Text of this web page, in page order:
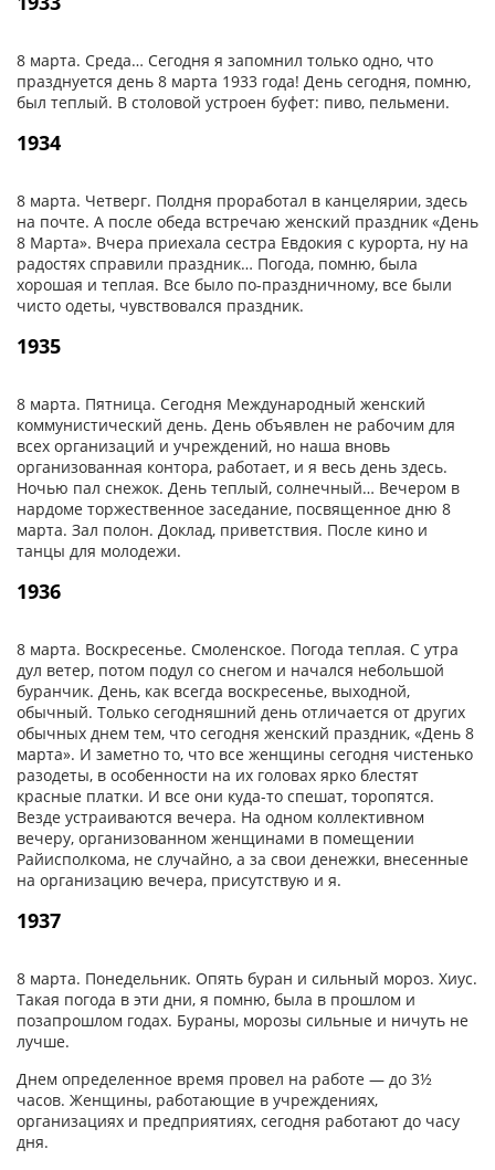
8 марта. Среда… Сегодня я запомнил только одно, что
празднуется день 8 марта 1933 года! День сегодня, помню,
был теплый. В столовой устроен буфет: пиво, пельмени.
1934
8 марта. Четверг. Полдня проработал в канцелярии, здесь
на почте. А после обеда встречаю женский праздник «День
8 Марта». Вчера приехала сестра Евдокия с курорта, ну на
радостях справили праздник… Погода, помню, была
хорошая и теплая. Все было по-праздничному, все были
чисто одеты, чувствовался праздник.
1935
8 марта. Пятница. Сегодня Международный женский
коммунистический день. День объявлен не рабочим для
всех организаций и учреждений, но наша вновь
организованная контора, работает, и я весь день здесь.
Ночью пал снежок. День теплый, солнечный… Вечером в
нардоме торжественное заседание, посвященное дню 8
марта. Зал полон. Доклад, приветствия. После кино и
танцы для молодежи.
1936
8 марта. Воскресенье. Смоленское. Погода теплая. С утра
дул ветер, потом подул со снегом и начался небольшой
буранчик. День, как всегда воскресенье, выходной,
обычный. Только сегодняшний день отличается от других
обычных днем тем, что сегодня женский праздник, «День 8
марта». И заметно то, что все женщины сегодня чистенько
разодеты, в особенности на их головах ярко блестят
красные платки. И все они куда-то спешат, торопятся.
Везде устраиваются вечера. На одном коллективном
вечеру, организованном женщинами в помещении
Райисполкома, не случайно, а за свои денежки, внесенные
на организацию вечера, присутствую и я.
1937
8 марта. Понедельник. Опять буран и сильный мороз. Хиус.
Такая погода в эти дни, я помню, была в прошлом и
позапрошлом годах. Бураны, морозы сильные и ничуть не
лучше.
Днем определенное время провел на работе — до 3½
часов. Женщины, работающие в учреждениях,
организациях и предприятиях, сегодня работают до часу
дня.